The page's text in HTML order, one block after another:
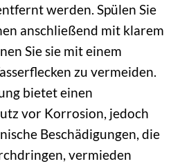
werden. Spülen Sie
anschließend mit klarem
Sie sie mit einem
zu vermeiden.
bietet einen
vor Korrosion, jedoch
Beschädigungen, die
vermieden